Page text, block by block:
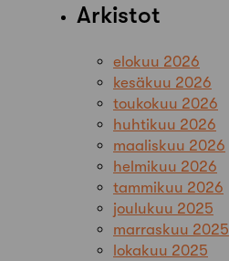
Arkistot
elokuu 2026
kesäkuu 2026
toukokuu 2026
huhtikuu 2026
maaliskuu 2026
helmikuu 2026
tammikuu 2026
joulukuu 2025
marraskuu 2025
lokakuu 2025